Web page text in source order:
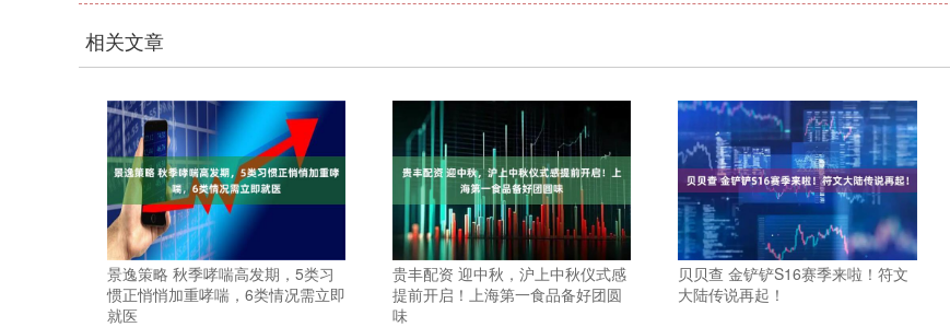
相关文章
景逸策略 秋季哮喘高发期，5类习
惯正悄悄加重哮喘，6类情况需立即
就医
贵丰配资 迎中秋，沪上中秋仪式感
提前开启！上海第一食品备好团圆
味
贝贝查 金铲铲S16赛季来啦！符文
大陆传说再起！